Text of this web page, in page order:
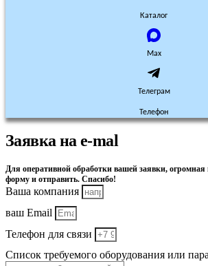
Каталог
Max
Телеграм
Телефон
Заявка на e-mal
Для оперативной обработки вашей заявки, огромная
форму и отправить. Спасибо!
Ваша компания
ваш Email
Телефон для связи
Список требуемого оборудования или